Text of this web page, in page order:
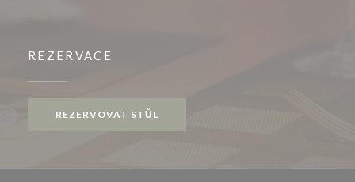
REZERVACE
REZERVOVAT STŮL